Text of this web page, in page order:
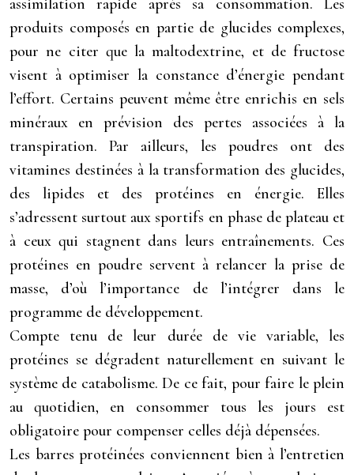
assimilation rapide après sa consommation. Les
produits composés en partie de glucides complexes,
pour ne citer que la maltodextrine, et de fructose
visent à optimiser la constance d’énergie pendant
l’effort. Certains peuvent même être enrichis en sels
minéraux en prévision des pertes associées à la
transpiration. Par ailleurs, les poudres ont des
vitamines destinées à la transformation des glucides,
des lipides et des protéines en énergie. Elles
s’adressent surtout aux sportifs en phase de plateau et
à ceux qui stagnent dans leurs entraînements. Ces
protéines en poudre servent à relancer la prise de
masse, d’où l’importance de l’intégrer dans le
programme de développement.
Compte tenu de leur durée de vie variable, les
protéines se dégradent naturellement en suivant le
système de catabolisme. De ce fait, pour faire le plein
au quotidien, en consommer tous les jours est
obligatoire pour compenser celles déjà dépensées.
Les barres protéinées conviennent bien à l’entretien